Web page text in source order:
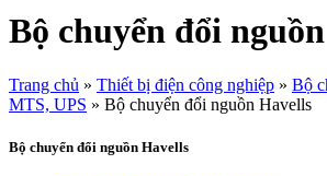
Bộ chuyển đổi
Trang chủ » Thiết bị điện công nghiệp » Bộ
MTS, UPS » Bộ chuyển đổi nguồn Havells
Bộ chuyển đổi nguồn Havells